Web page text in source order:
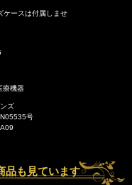
ケースは付属しませ
療機器
ズ
N05535号
品も見ています